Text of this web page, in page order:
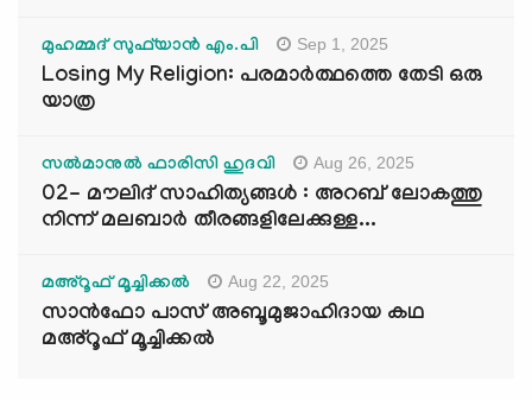
മുഹമ്മദ് സുഫ്‌യാൻ എം.പി Sep 1, 2025
Losing My Religion: പരമാർത്ഥത്തെ തേടി ഒരു
യാത്ര
സൽമാനുൽ ഫാരിസി ഹുദവി Aug 26, 2025
02- മൗലിദ് സാഹിത്യങ്ങൾ : അറബ് ലോകത്തു
നിന്ന് മലബാർ തീരങ്ങളിലേക്കുള്ള...
മഅ്റൂഫ് മൂച്ചിക്കല്‍ Aug 22, 2025
സാൻഫോ പാസ് അബൂമുജാഹിദായ കഥ
മഅ്റൂഫ് മൂച്ചിക്കല്‍